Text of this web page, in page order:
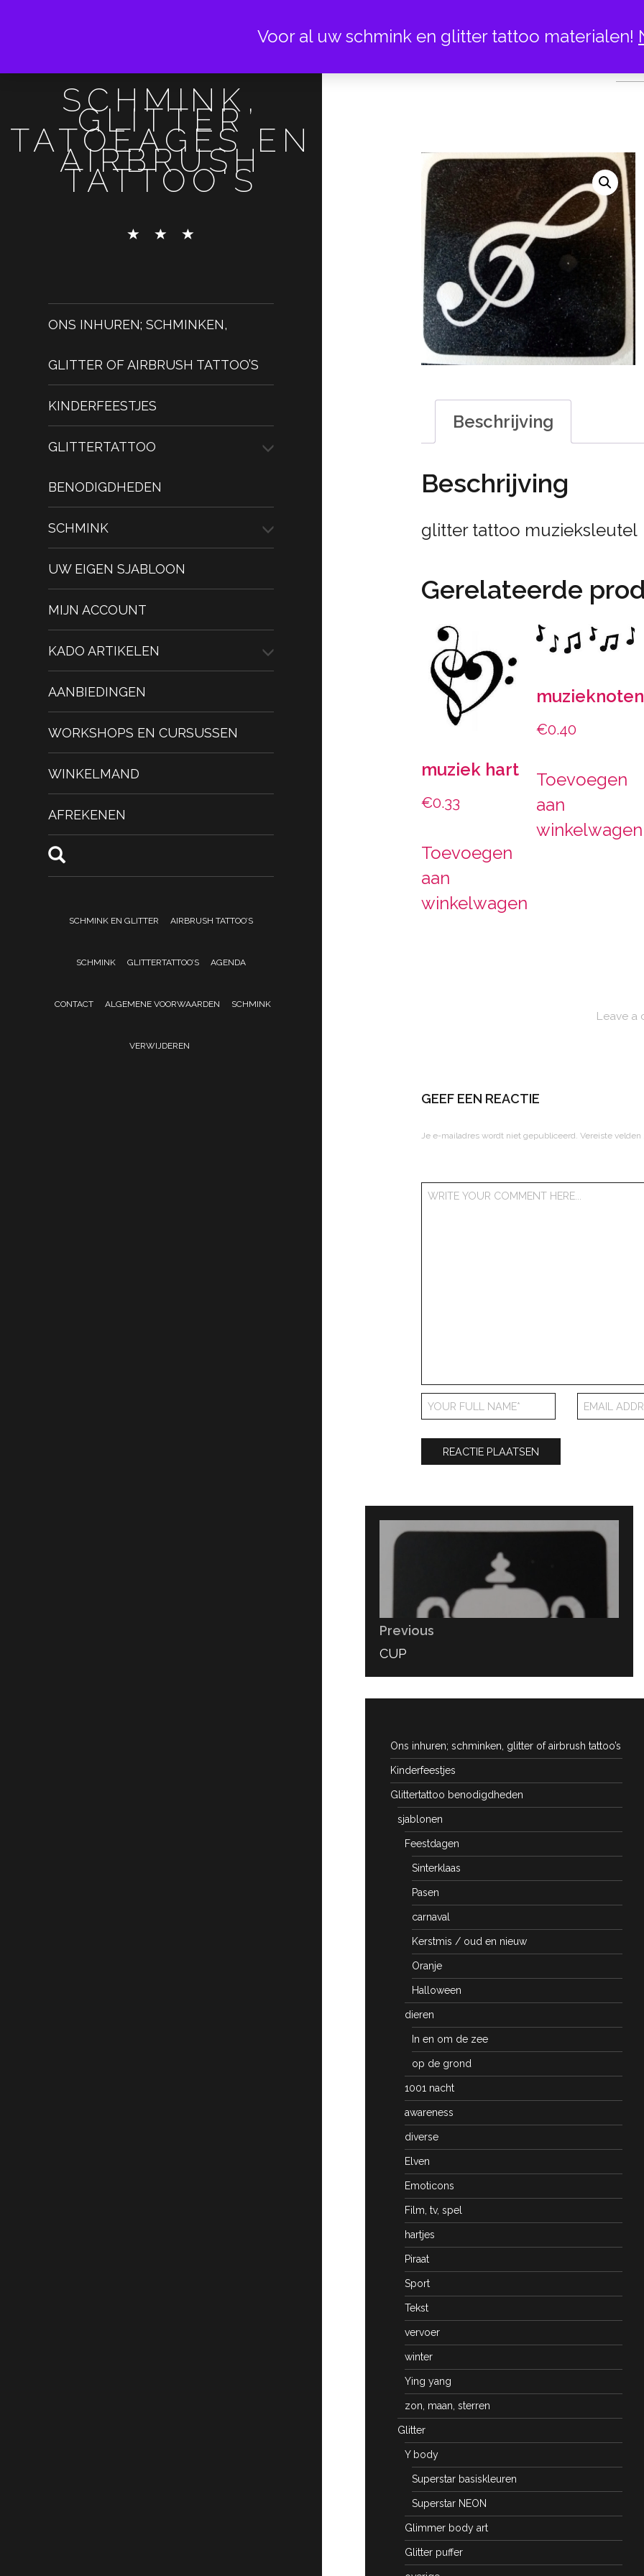
SCHMINK,
GLITTER
TATOEAGES EN
AIRBRUSH
TATTOO'S
ONS INHUREN; SCHMINKEN,
GLITTER OF AIRBRUSH TATTOO’S
KINDERFEESTJES
GLITTERTATTOO
BENODIGDHEDEN
SCHMINK
UW EIGEN SJABLOON
MIJN ACCOUNT
KADO ARTIKELEN
AANBIEDINGEN
WORKSHOPS EN CURSUSSEN
WINKELMAND
AFREKENEN
SCHMINK EN GLITTER AIRBRUSH TATTOO’S
SCHMINK GLITTERTATTOO’S AGENDA
CONTACT ALGEMENE VOORWAARDEN SCHMINK
VERWIJDEREN
MUZIEK
Beschrijving
Beschrijving
glitter tattoo muzieksleutel
Gerelateerde
muziek hart
€0.33
Toevoegen
aan
winkelwagen
muzieknoten
€0.40
Toevoegen
aan
winkelwagen
Leave a
GEEF EEN REACTIE
Je e-mailadres wordt niet gepubliceerd. Vereiste
Bericht
navigatie
Previous
PREVIOUS
CUP
Ons inhuren; schminken, glitter of airbrush tattoo’s
Kinderfeestjes
Glittertattoo benodigdheden
sjablonen
Feestdagen
Sinterklaas
Pasen
carnaval
Kerstmis / oud en nieuw
Oranje
Halloween
dieren
In en om de zee
op de grond
1001 nacht
awareness
diverse
Elven
Emoticons
Film, tv, spel
hartjes
Piraat
Sport
Tekst
vervoer
winter
Ying yang
zon, maan, sterren
Glitter
Y body
Superstar basiskleuren
Superstar NEON
Glimmer body art
Glitter puffer
Voor al uw schmink en glitter tattoo materialen!